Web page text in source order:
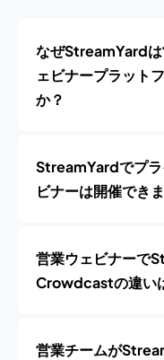
なぜStreamYardは
ェビナープラット
か？
StreamYardでプラ
ビナーは開催でき
営業ウェビナーで
Crowdcastの違い
営業チームが